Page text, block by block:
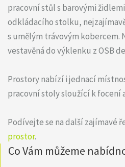
pracovní stůl s barovými
odkládacího stolku,
s umělým trávovým kobercem.
vestavěná do výklenku z OSB
Prostory nabízí i jednací
pracovní stoly sloužící k focení
Podívejte se na další zajímavé
prostor.
Co Vám můžeme